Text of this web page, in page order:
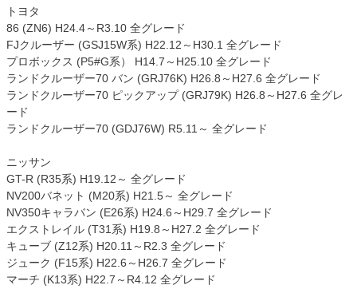
トヨタ
86 (ZN6) H24.4～R3.10 全グレード
FJクルーザー (GSJ15W系) H22.12～H30.1 全グレード
プロボックス (P5#G系） H14.7～H25.10 全グレード
ランドクルーザー70 バン (GRJ76K) H26.8～H27.6 全グレード
ランドクルーザー70 ピックアップ (GRJ79K) H26.8～H27.6 全グレ
ード
ランドクルーザー70 (GDJ76W) R5.11～ 全グレード
ニッサン
GT-R (R35系) H19.12～ 全グレード
NV200バネット (M20系) H21.5～ 全グレード
NV350キャラバン (E26系) H24.6～H29.7 全グレード
エクストレイル (T31系) H19.8～H27.2 全グレード
キューブ (Z12系) H20.11～R2.3 全グレード
ジューク (F15系) H22.6～H26.7 全グレード
マーチ (K13系) H22.7～R4.12 全グレード